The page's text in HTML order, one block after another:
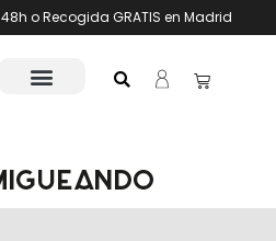
o Recogida GRATIS en Madrid